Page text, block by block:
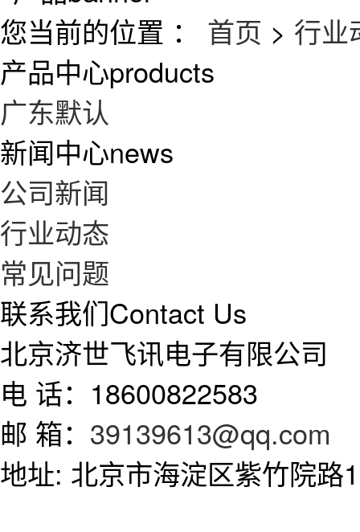
您当前的位置 ： 首页 > 行业
产品中心products
广东默认
新闻中心news
公司新闻
行业动态
常见问题
联系我们Contact Us
北京济世飞讯电子有限公司
电 话：18600822583
邮 箱： 39139613@qq.com
地址: 北京市海淀区紫竹院路